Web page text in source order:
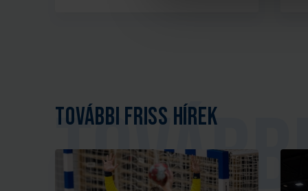
További friss hírek